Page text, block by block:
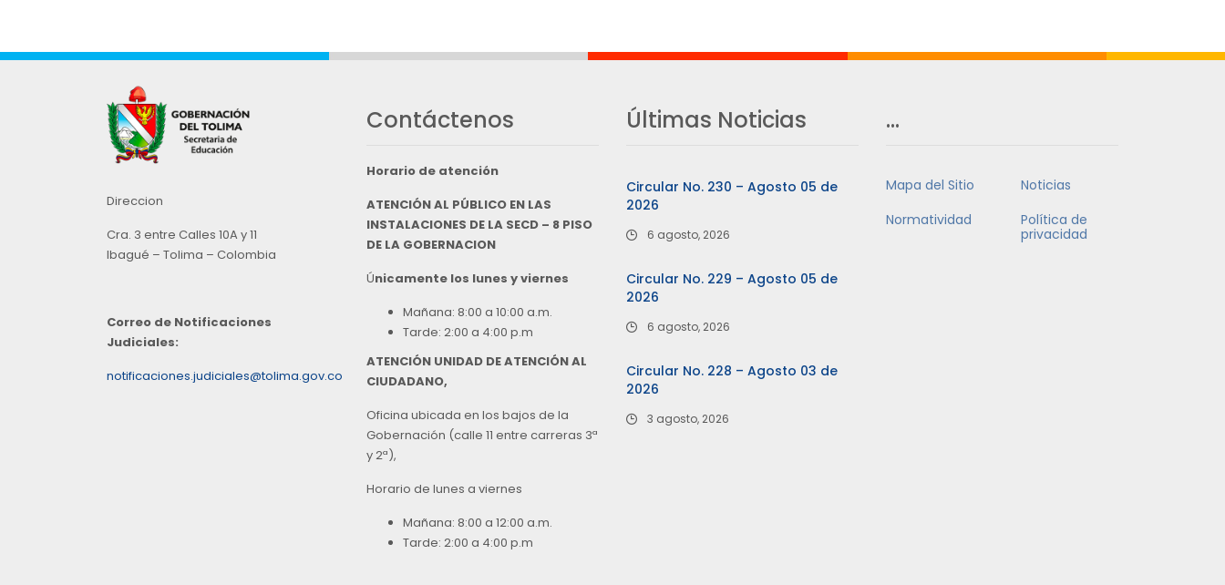
Direccion
Cra. 3 entre Calles 10A y 11
Ibagué – Tolima – Colombia
Correo de Notificaciones
Judiciales:
notificaciones.judiciales@tolima.gov.co
Contáctenos
Horario de atención
ATENCIÓN AL PÚBLICO EN LAS
INSTALACIONES DE LA SECD – 8 PISO
DE LA GOBERNACION
Únicamente los lunes y viernes
Mañana: 8:00 a 10:00 a.m.
Tarde: 2:00 a 4:00 p.m
ATENCIÓN UNIDAD DE ATENCIÓN AL
CIUDADANO,
Oficina ubicada en los bajos de la
Gobernación (calle 11 entre carreras 3ª
y 2ª),
Horario de lunes a viernes
Mañana: 8:00 a 12:00 a.m.
Tarde: 2:00 a 4:00 p.m
Últimas Noticias
Circular No. 230 – Agosto 05 de
2026
6 agosto, 2026
Circular No. 229 – Agosto 05 de
2026
6 agosto, 2026
Circular No. 228 – Agosto 03 de
2026
3 agosto, 2026
…
Mapa del Sitio
Noticias
Normatividad
Política de
privacidad